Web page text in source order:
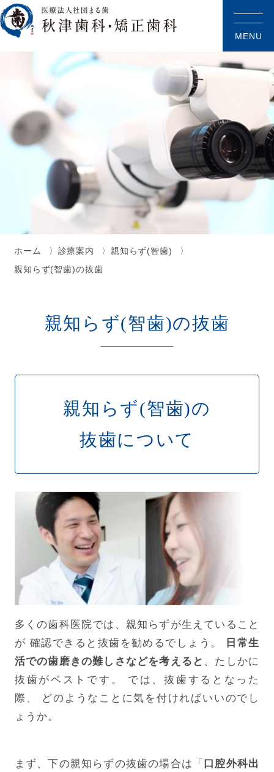
ホーム 診療案内
親知らず(智歯)
親知らず(智歯)の抜歯
親知らず(智歯)の抜歯
親知らず(智歯)の
抜歯について
多くの歯科医院では、親知らずが生えていること
が 確認できると抜歯を勧めるでしょう。
日常生
活での歯磨きの難しさなどを考えると 、たしかに
抜歯がベストです。
では、抜歯するとなった
際、
どのようなことに気を付ければいいのでし
ょうか。
まず、下の親知らずの抜歯の場合は「 口腔外科出
MENU